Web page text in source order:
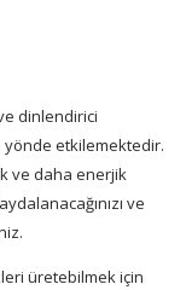
dinlendirici
etkilemektedir.
ve daha enerjik
ve
üretebilmek için